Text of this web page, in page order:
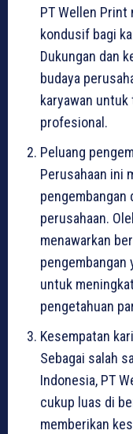
PT Wellen Print
kondusif bagi
Dukungan dan
budaya
karyawan
profesional.
Peluang
Perusahaan ini
pengembangan
perusahaan.
menawarkan
pengembangan
untuk
pengetahuan
Kesempatan
Sebagai salah
Indonesia, PT
cukup luas di
memberikan